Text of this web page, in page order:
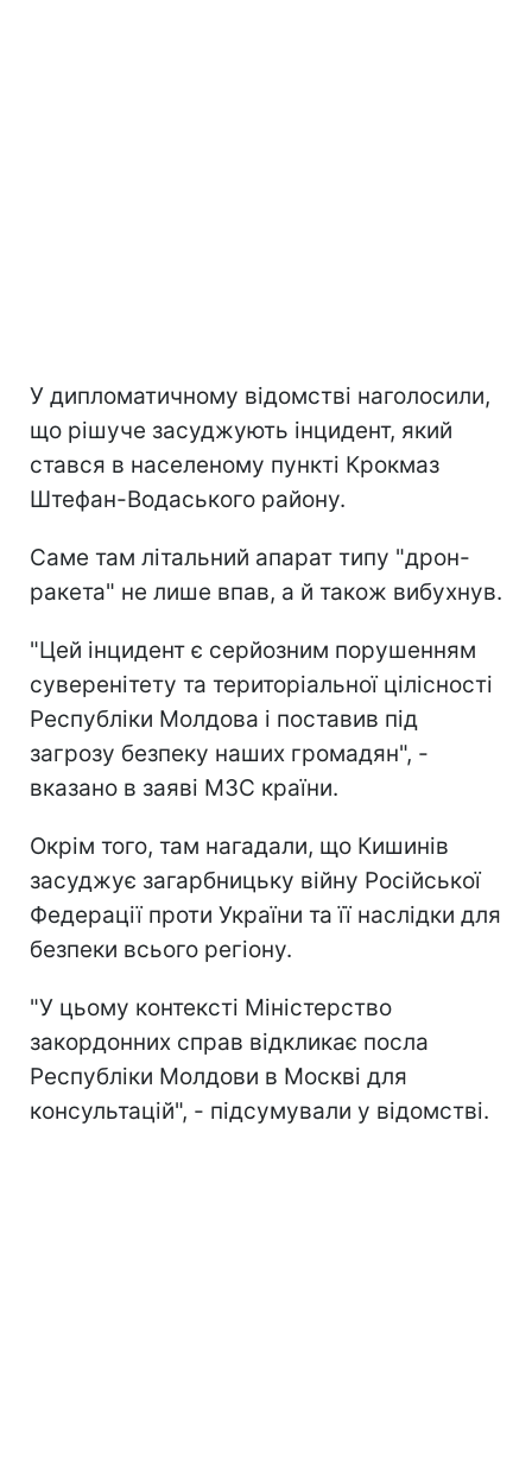
У дипломатичному відомстві наголосили,
що рішуче засуджують інцидент, який
стався в населеному пункті Крокмаз
Штефан-Водаського району.
Саме там літальний апарат типу "дрон-
ракета" не лише впав, а й також вибухнув.
"Цей інцидент є серйозним порушенням
суверенітету та територіальної цілісності
Республіки Молдова і поставив під
загрозу безпеку наших громадян", -
вказано в заяві МЗС країни.
Окрім того, там нагадали, що Кишинів
засуджує загарбницьку війну Російської
Федерації проти України та її наслідки для
безпеки всього регіону.
"У цьому контексті Міністерство
закордонних справ відкликає посла
Республіки Молдови в Москві для
консультацій", - підсумували у відомстві.